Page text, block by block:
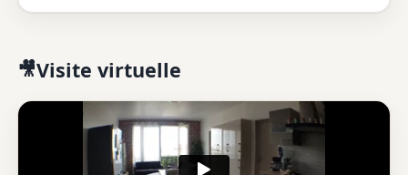
🎥Visite virtuelle